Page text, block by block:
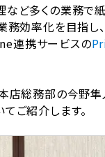
ど多くの業務で
務効率化を目指
連携サービスの
店総務部の今野
ご紹介します。